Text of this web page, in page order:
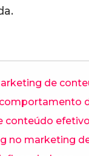
de
conteúdo
no marketing